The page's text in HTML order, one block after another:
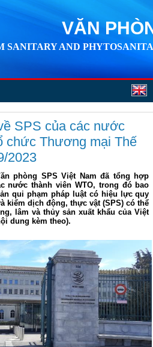
VĂN
SANITARY AND
SPS của các nước
chức Thương mại Thế
2023
phòng SPS Việt Nam đã tổng hợp
nước thành viên WTO, trong đó bao
qui phạm pháp luật có hiệu lực quy
kiểm dịch động, thực vật (SPS) có thể
lâm và thủy sản xuất khẩu của Việt
dung kèm theo).